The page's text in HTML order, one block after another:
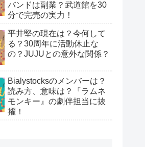
バンドは副業？武道館を30
分で完売の実力！
平井堅の現在は？今何して
る？30周年に活動休止な
の？JUJUとの意外な関係？
Bialystocksのメンバーは？
読み方、意味は？『ラムネ
モンキー』の劇伴担当に抜
擢！